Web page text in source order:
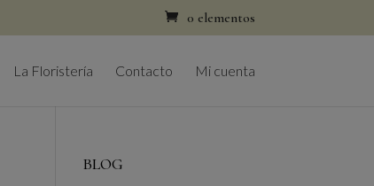
0 elementos
La Floristería Contacto Mi cuenta
BLOG